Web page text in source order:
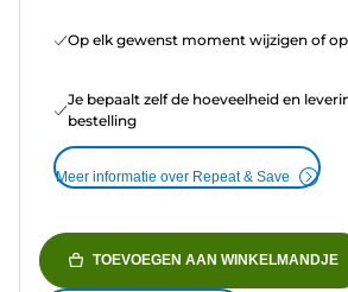
Op elk gewenst moment wijzigen of
Je bepaalt zelf de hoeveelheid en
bestelling
Meer informatie over Repeat & Save
TOEVOEGEN AAN WINKELMANDJE